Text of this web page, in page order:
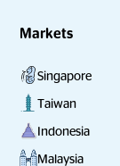
Markets
Singapore
Taiwan
Indonesia
Malaysia